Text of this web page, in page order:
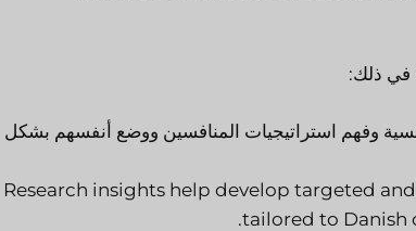
في ذلك:
وفهم استراتيجيات المنافسين ووضع أنفسهم بشكل
Research insights help develop targeted
tailored to Danish